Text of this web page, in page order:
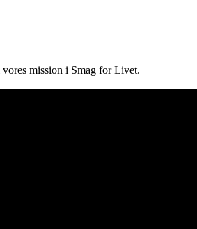
mission i Smag for Livet.